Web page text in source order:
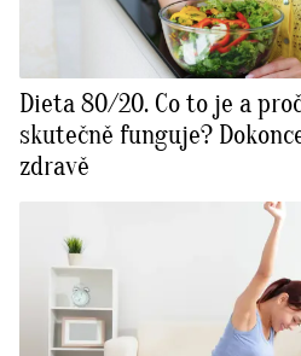
Dieta 80/20. Co to je a
skutečně funguje?
zdravě